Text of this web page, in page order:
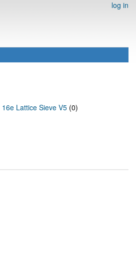
log in
16e Lattice Sieve V5 (0)